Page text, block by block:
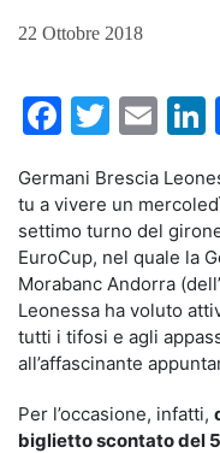
22 Ottobre 2018
Germani Brescia
tu a vivere un
settimo turno del
EuroCup, nel quale la
Morabanc Andorra
Leonessa ha voluto
tutti i tifosi e agli
all’affascinante
Per l’occasione, infatti,
biglietto scontato del